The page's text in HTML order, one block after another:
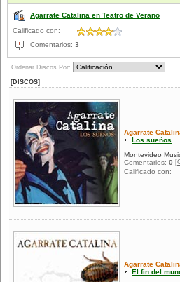
Agarrate Catalina en Teatro de Verano
Calificado con:
Comentarios: 3
Ordenar Discos Por:
[DISCOS]
Agarrate
Los sueños
Montevideo
Comentarios: 0
Calificado con:
Agarrate
El fin del